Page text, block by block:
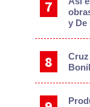
y De